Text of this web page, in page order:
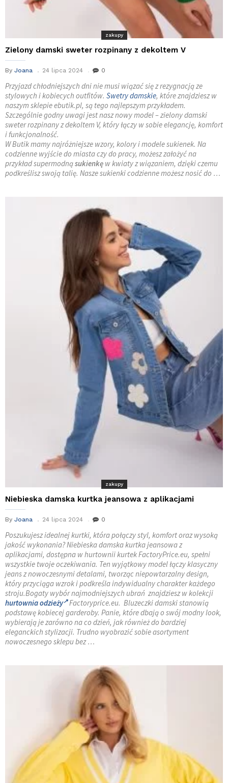
zakupy
Zielony damski sweter rozpinany z dekoltem V
By Joana 24 lipca 2024 0
Przyjazd chłodniejszych dni nie musi wiązać się z rezygnacją ze
stylowych i kobiecych outfitów. Swetry damskie, które znajdziesz w
naszym sklepie ebutik.pl, są tego najlepszym przykładem.
Szczególnie godny uwagi jest nasz nowy model – zielony damski
sweter rozpinany z dekoltem V, który łączy w sobie elegancję, komfort
i funkcjonalność.
W Butik mamy najróżniejsze wzory, kolory i modele sukienek. Na
codzienne wyjście do miasta czy do pracy, możesz założyć na
przykład supermodnąsukienkę w kwiaty z wiązaniem, dzięki czemu
podkreślisz swoją talię. Nasze sukienki codzienne możesz nosić do …
zakupy
Niebieska damska kurtka jeansowa z aplikacjami
By Joana 24 lipca 2024 0
Poszukujesz idealnej kurtki, która połączy styl, komfort oraz wysoką
jakość wykonania? Niebieska damska kurtka jeansowa z
aplikacjami, dostępna w hurtownii kurtek FactoryPrice.eu, spełni
wszystkie twoje oczekiwania. Ten wyjątkowy model łączy klasyczny
jeans z nowoczesnymi detalami, tworząc niepowtarzalny design,
który przyciąga wzrok i podkreśla indywidualny charakter każdego
stroju.Bogaty wybór najmodniejszych ubrań znajdziesz w kolekcji
hurtownia odzieży Factoryprice.eu. Bluzeczki damski stanowią
podstawę kobiecej garderoby. Panie, które dbają o swój modny look,
wybierają je zarówno na co dzień, jak również do bardziej
eleganckich stylizacji. Trudno wyobrazić sobie asortyment
nowoczesnego sklepu bez …